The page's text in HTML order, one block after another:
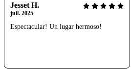
Jesset H.
juil. 2025
Espectacular! Un lugar hermoso!